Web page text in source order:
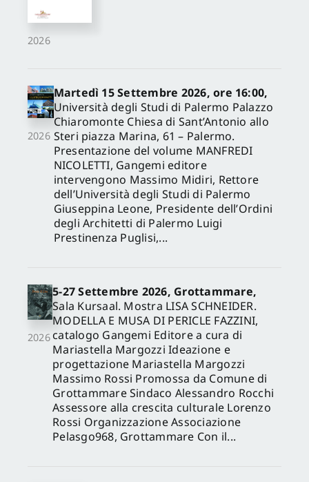
2026
2026
Martedì 15 Settembre 2026, ore 16:00,
Università degli Studi di Palermo Palazzo
Chiaromonte Chiesa di Sant’Antonio allo
Steri piazza Marina, 61 – Palermo.
Presentazione del volume MANFREDI
NICOLETTI, Gangemi editore
intervengono Massimo Midiri, Rettore
dell’Università degli Studi di Palermo
Giuseppina Leone, Presidente dell’Ordini
degli Architetti di Palermo Luigi
Prestinenza Puglisi,...
2026
5-27 Settembre 2026, Grottammare,
Sala Kursaal. Mostra LISA SCHNEIDER.
MODELLA E MUSA DI PERICLE FAZZINI,
catalogo Gangemi Editore a cura di
Mariastella Margozzi Ideazione e
progettazione Mariastella Margozzi
Massimo Rossi Promossa da Comune di
Grottammare Sindaco Alessandro Rocchi
Assessore alla crescita culturale Lorenzo
Rossi Organizzazione Associazione
Pelasgo968, Grottammare Con il...